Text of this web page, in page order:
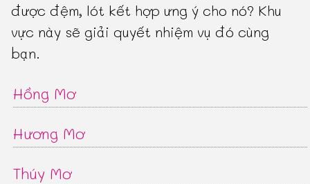
được đệm, lót kết hợp ưng ý cho nó? Khu
vực này sẽ giải quyết nhiệm vụ đó cùng
bạn.
Hồng Mơ
Hương Mơ
Thúy Mơ